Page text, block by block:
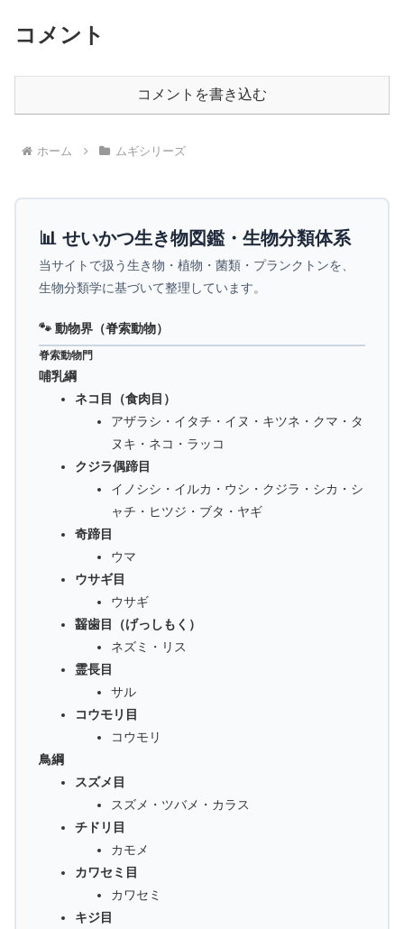
コメント
コメントを書き込む
ホーム ムギシリーズ
📊 せいかつ生き物図鑑・生物分類体系
当サイトで扱う生き物・植物・菌類・プランクトンを、
生物分類学に基づいて整理しています。
🐾 動物界（脊索動物）
脊索動物門
哺乳綱
ネコ目（食肉目）
アザラシ・イタチ・イヌ・キツネ・クマ・タ
ヌキ・ネコ・ラッコ
クジラ偶蹄目
イノシシ・イルカ・ウシ・クジラ・シカ・シ
ャチ・ヒツジ・ブタ・ヤギ
奇蹄目
ウマ
ウサギ目
ウサギ
齧歯目（げっしもく）
ネズミ・リス
霊長目
サル
コウモリ目
コウモリ
鳥綱
スズメ目
スズメ・ツバメ・カラス
チドリ目
カモメ
カワセミ目
カワセミ
キジ目